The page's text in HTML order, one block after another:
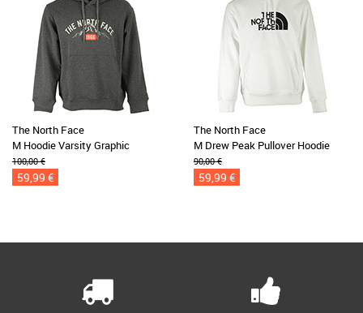
The North Face
M Hoodie Varsity Graphic
100,00 €
59,99 €
The North Face
M Drew Peak Pullover Hoodie
90,00 €
59,99 €